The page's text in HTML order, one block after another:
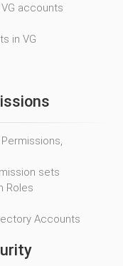
accounts
in VG
sets
Roles
Accounts